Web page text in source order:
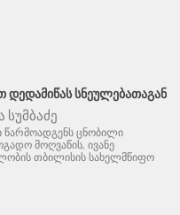
ᲓᲔᲓᲐᲛᲘᲬᲐᲡ ᲡᲜᲔᲣᲚᲔᲑᲐᲗᲐᲒᲐᲜ
სუმბაძე
წარმოადგენს ცნობილი
მოღვაწის, ივანე
თბილისის სახელმწიფო